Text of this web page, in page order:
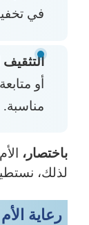
في
أو
مناسبة.
باختصار،
لذلك،
رعاية